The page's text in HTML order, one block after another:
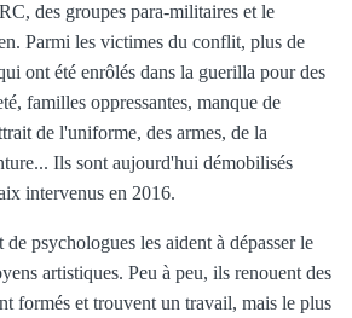
des groupes para-militaires et le
Parmi les victimes du conflit, plus de
ont été enrôlés dans la guerilla pour des
familles oppressantes, manque de
de l'uniforme, des armes, de la
Ils sont aujourd'hui démobilisés
intervenus en 2016.
de psychologues les aident à dépasser le
artistiques. Peu à peu, ils renouent des
formés et trouvent un travail, mais le plus